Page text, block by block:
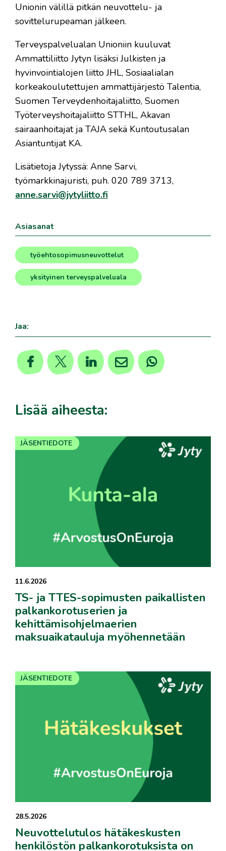
Unionin välillä pitkän neuvottelu- ja
sovittelurupeaman jälkeen.
Terveyspalvelualan Unioniin kuuluvat
Ammattiliitto Jytyn lisäksi Julkisten ja
hyvinvointialojen liitto JHL, Sosiaalialan
korkeakoulutettujen ammattijärjestö Talentia,
Suomen Terveydenhoitajaliitto, Suomen
Työterveyshoitajaliitto STTHL, Akavan
sairaanhoitajat ja TAJA sekä Kuntoutusalan
Asiantuntijat KA.
Lisätietoja Jytyssä: Anne Sarvi,
työmarkkinajuristi, puh. 020 789 3713,
anne.sarvi@jytyliitto.fi
Asiasanat
työehtosopimusneuvottelut
, yksityinen terveyspalveluala
Jaa:
Lisää aiheesta:
11.6.2026
TS- ja TTES-sopimusten paikallisten
palkankorotuserien ja
kehittämisohjelmaerien
maksuaikatauluja myöhennetään
JÄSENTIEDOTE
28.5.2026
Neuvottelutulos hätäkeskusten
henkilöstön palkankorotuksista on
JÄSENTIEDOTE